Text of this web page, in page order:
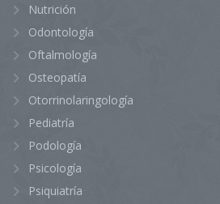
Nutrición
Odontología
Oftalmología
Osteopatía
Otorrinolaringología
Pediatría
Podología
Psicología
Psiquiatría